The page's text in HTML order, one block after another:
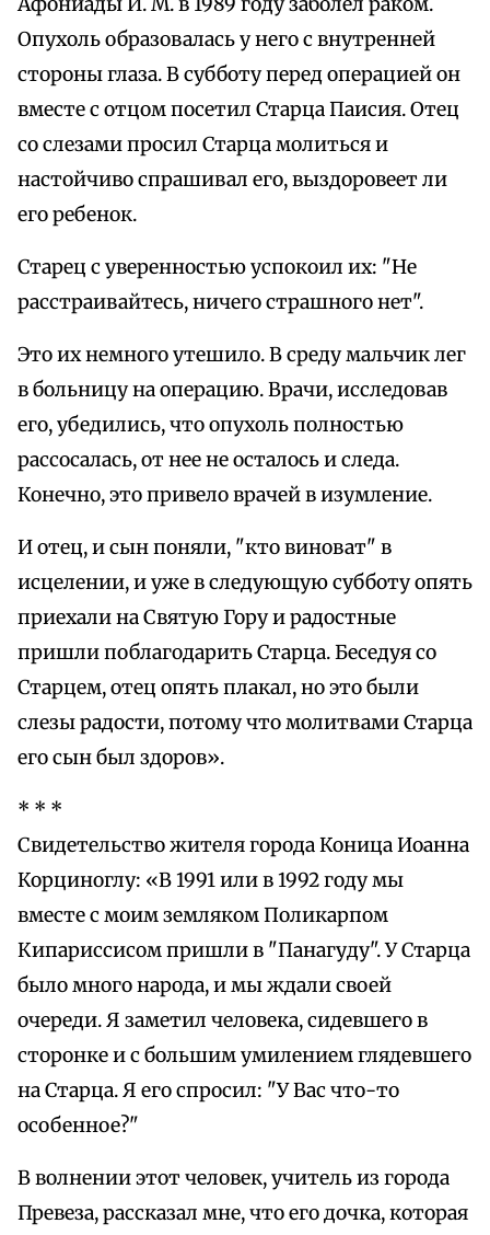
Опухоль образовалась у него с внутренней
стороны глаза. В субботу перед операцией он
вместе с отцом посетил Старца Паисия. Отец
со слезами просил Старца молиться и
настойчиво спрашивал его, выздоровеет ли
его ребенок.
Старец с уверенностью успокоил их: "Не
расстраивайтесь, ничего страшного нет".
Это их немного утешило. В среду мальчик лег
в больницу на операцию. Врачи, исследовав
его, убедились, что опухоль полностью
рассосалась, от нее не осталось и следа.
Конечно, это привело врачей в изумление.
И отец, и сын поняли, "кто виноват" в
исцелении, и уже в следующую субботу опять
приехали на Святую Гору и радостные
пришли поблагодарить Старца. Беседуя со
Старцем, отец опять плакал, но это были
слезы радости, потому что молитвами Старца
его сын был здоров».
* * *
Свидетельство жителя города Коница Иоанна
Корциноглу: «В 1991 или в 1992 году мы
вместе с моим земляком Поликарпом
Кипариссисом пришли в "Панагуду". У Старца
было много народа, и мы ждали своей
очереди. Я заметил человека, сидевшего в
сторонке и с большим умилением глядевшего
на Старца. Я его спросил: "У Вас что-то
особенное?"
В волнении этот человек, учитель из города
Превеза, рассказал мне, что его дочка, которая